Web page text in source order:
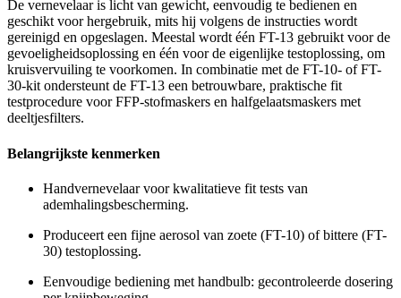
De vernevelaar is licht van gewicht, eenvoudig te bedienen en
geschikt voor hergebruik, mits hij volgens de instructies wordt
gereinigd en opgeslagen. Meestal wordt één FT-13 gebruikt voor de
gevoeligheidsoplossing en één voor de eigenlijke testoplossing, om
kruisvervuiling te voorkomen. In combinatie met de FT-10- of FT-
30-kit ondersteunt de FT-13 een betrouwbare, praktische fit
testprocedure voor FFP-stofmaskers en halfgelaatsmaskers met
deeltjesfilters.
Belangrijkste kenmerken
Handvernevelaar voor kwalitatieve fit tests van
ademhalingsbescherming.
Produceert een fijne aerosol van zoete (FT-10) of bittere (FT-
30) testoplossing.
Eenvoudige bediening met handbulb: gecontroleerde dosering